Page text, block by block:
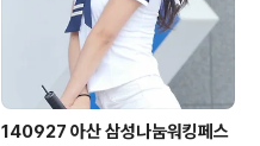
140927 아산 삼성나눔워킹페스